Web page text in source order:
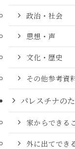
政治・社会
思想・声
文化・歴史
その他参考資
パレスチナの
家からできる
外に出てでき